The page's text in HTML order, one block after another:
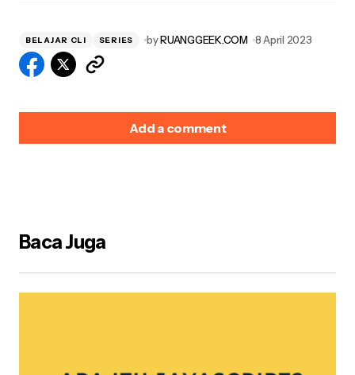
BELAJAR CLI SERIES byRUANGGEEK.COM 8 April 2023
Add a comment
Baca Juga